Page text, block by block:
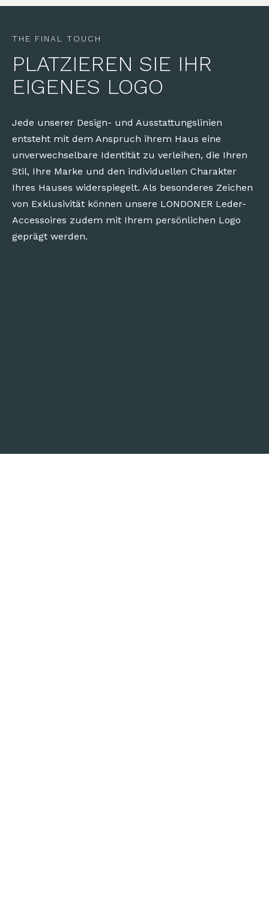
THE FINAL TOUCH
PLATZIEREN SIE IHR
EIGENES LOGO
Jede unserer Design- und Ausstattungslinien
entsteht mit dem Anspruch ihrem Haus eine
unverwechselbare Identität zu verleihen, die Ihren
Stil, Ihre Marke und den individuellen Charakter
Ihres Hauses widerspiegelt. Als besonderes Zeichen
von Exklusivität können unsere LONDONER Leder-
Accessoires zudem mit Ihrem persönlichen Logo
geprägt werden.